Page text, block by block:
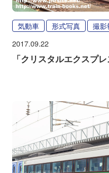
気動車 形式写真 撮影
2017.09.22
「クリスタルエクスプ